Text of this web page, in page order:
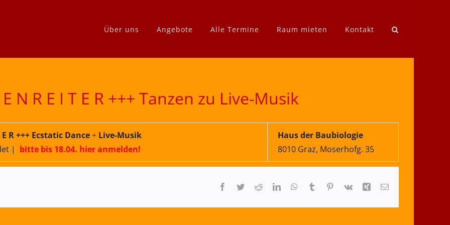
Über uns Angebote Alle Termine Raum mieten Kontakt
N R E I T E R +++ Tanzen zu Live-Musik
R +++ Ecstatic Dance+Live-Musik
| bitte bis 18.04. hier anmelden!
Haus der Baubiologie
8010 Graz, Moserhofg. 35
Facebook
TwitterRedditLinkedInWhatsApp
Tumblr Pinterest
Vk Xing E-